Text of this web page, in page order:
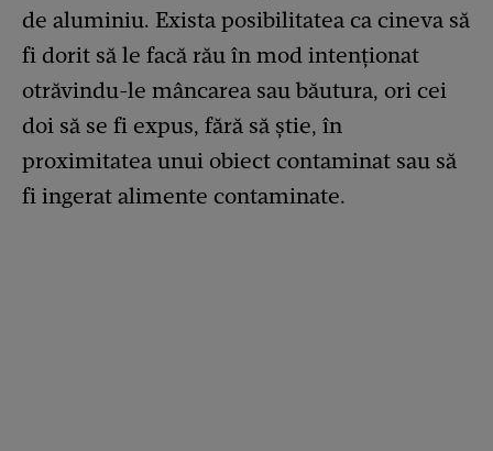
de aluminiu. Exista posibilitatea ca cineva să
fi dorit să le facă rău în mod intenționat
otrăvindu-le mâncarea sau băutura, ori cei
doi să se fi expus, fără să știe, în
proximitatea unui obiect contaminat sau să
fi ingerat alimente contaminate.